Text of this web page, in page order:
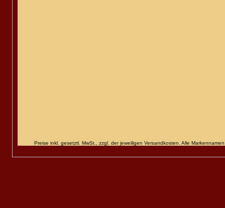
Preise inkl. gesetztl. MwSt., zzgl. der jeweiligen Versandkosten. Alle